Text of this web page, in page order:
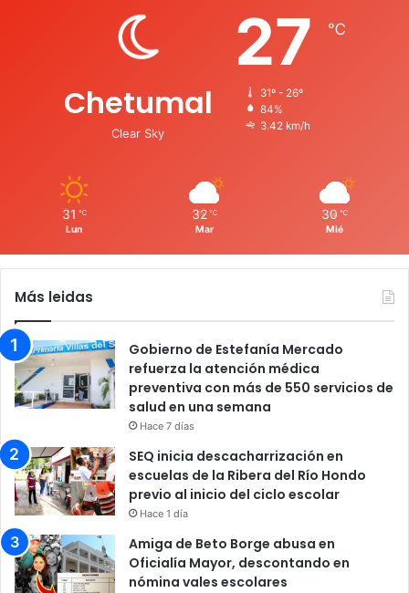
Chetumal
Clear Sky
27 ℃
31º - 26º
84%
3.42 km/h
31 ℃
Lun
32 ℃
Mar
30 ℃
Mié
Más leidas
Gobierno de Estefanía Mercado
refuerza la atención médica
preventiva con más de 550 servicios de
salud en una semana
Hace 7 días
SEQ inicia descacharrización en
escuelas de la Ribera del Río Hondo
previo al inicio del ciclo escolar
Hace 1 día
Amiga de Beto Borge abusa en
Oficialía Mayor, descontando en
nómina vales escolares